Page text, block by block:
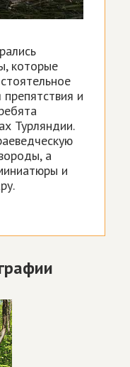
которые
и
Турляндии.
а
и